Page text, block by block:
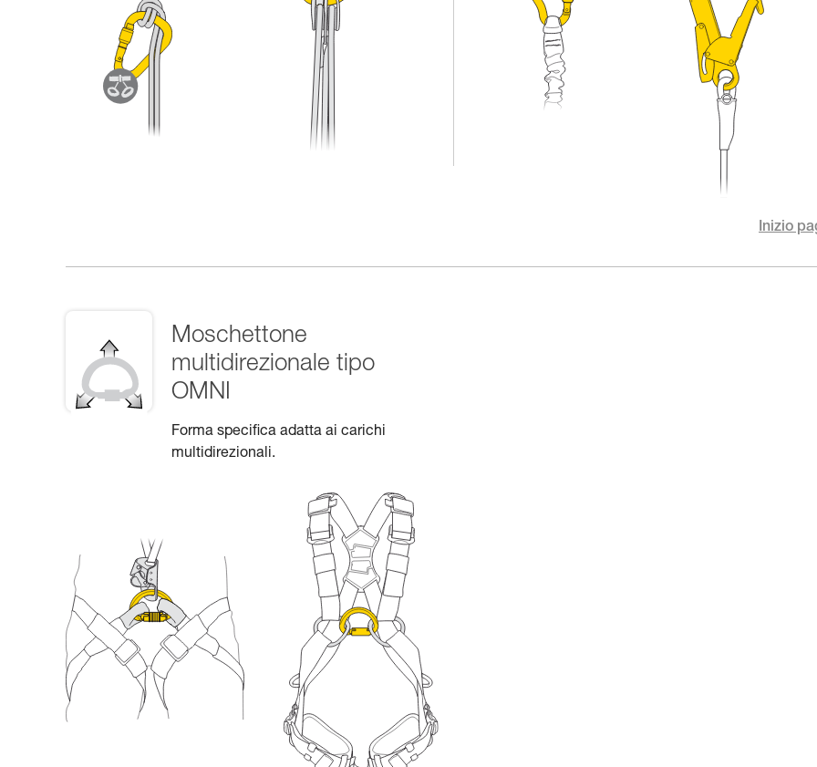
Inizio
Moschettone
multidirezionale tipo
OMNI
Forma specifica adatta ai carichi
multidirezionali.